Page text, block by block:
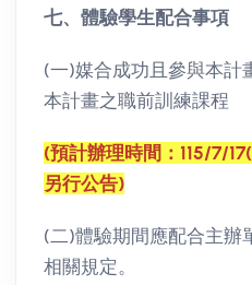
七、體驗學生配合事項
(一)媒合成功且參與本計
本計畫之職前訓練課程
(預計辦理時間：115/7/
另行公告)
(二)體驗期間應配合主辦
相關規定。